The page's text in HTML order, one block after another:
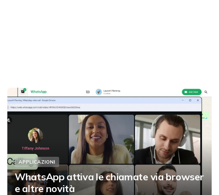
APPLICAZIONI
WhatsApp attiva le chiamate via browser
e altre novità